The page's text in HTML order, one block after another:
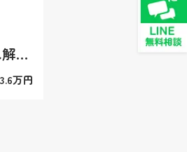
前橋市で洗面台の水漏れ解消！2F洗面所を床補修とタカラ製にリフォーム
万円